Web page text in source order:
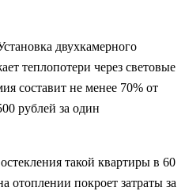
двухкамерного
теплопотери через световые
составит не менее 70% от
рублей за один
такой квартиры в 60
отоплении покроет затраты за